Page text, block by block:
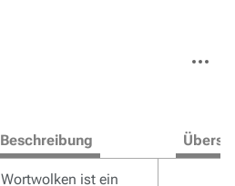
Aktionen
Beschreibung
Wortwolken ist ein